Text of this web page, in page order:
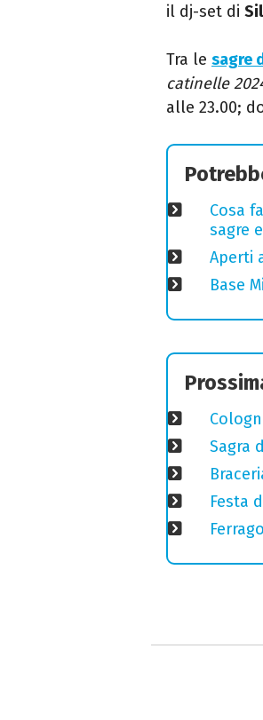
il dj-set di
Tra le sagre
catinelle
alle 23.00;
Cosa
sagre
Aperti
Base
Sagra
Festa